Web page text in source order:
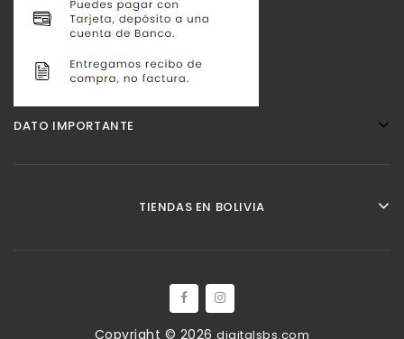
DATO IMPORTANTE
TIENDAS EN BOLIVIA
Copyright © 2026digitalsbs.com